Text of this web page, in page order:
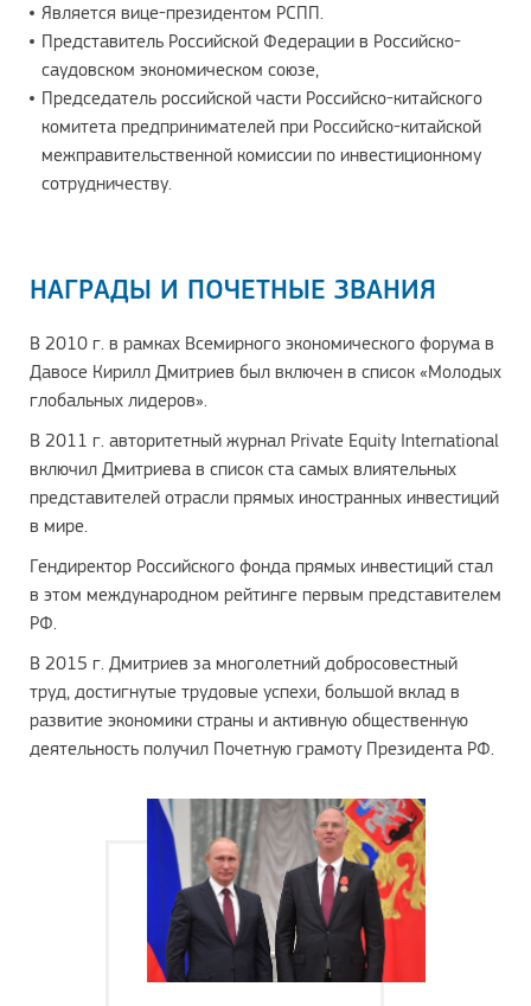
Является вице-президентом РСПП.
Представитель Российской Федерации в Российско-
саудовском экономическом союзе,
Председатель российской части Российско-китайского
комитета предпринимателей при Российско-китайской
межправительственной комиссии по инвестиционному
сотрудничеству.
НАГРАДЫ И ПОЧЕТНЫЕ ЗВАНИЯ
В 2010 г. в рамках Всемирного экономического форума в
Давосе Кирилл Дмитриев был включен в список «Молодых
глобальных лидеров».
В 2011 г. авторитетный журнал Private Equity International
включил Дмитриева в список ста самых влиятельных
представителей отрасли прямых иностранных инвестиций
в мире.
Гендиректор Российского фонда прямых инвестиций стал
в этом международном рейтинге первым представителем
РФ.
В 2015 г. Дмитриев за многолетний добросовестный
труд, достигнутые трудовые успехи, большой вклад в
развитие экономики страны и активную общественную
деятельность получил Почетную грамоту Президента РФ.